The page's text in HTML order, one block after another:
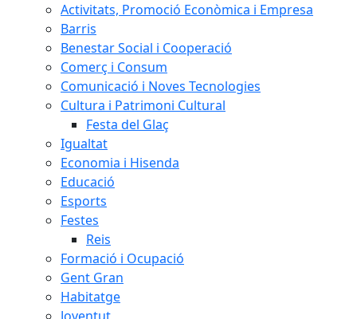
Activitats, Promoció Econòmica i Empresa
Barris
Benestar Social i Cooperació
Comerç i Consum
Comunicació i Noves Tecnologies
Cultura i Patrimoni Cultural
Festa del Glaç
Igualtat
Economia i Hisenda
Educació
Esports
Festes
Reis
Formació i Ocupació
Gent Gran
Habitatge